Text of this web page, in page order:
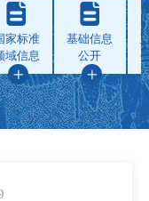
家标准
域信息
基础信息
公开